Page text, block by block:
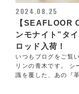
2024.08.25
【SEAFLOOR
ンモナイト”タ
ロッド入荷！
いつもブログをご覧
リンの青木です。 シ
識を覆した、あの『